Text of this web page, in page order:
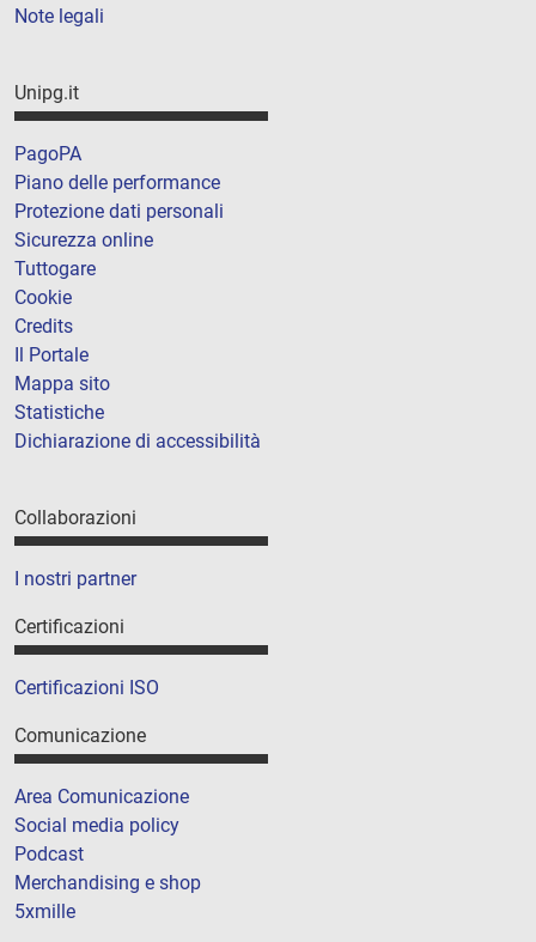
Note legali
Unipg.it
PagoPA
Piano delle performance
Protezione dati personali
Sicurezza online
Tuttogare
Cookie
Credits
Il Portale
Mappa sito
Statistiche
Dichiarazione di accessibilità
Collaborazioni
I nostri partner
Certificazioni
Certificazioni ISO
Comunicazione
Area Comunicazione
Social media policy
Podcast
Merchandising e shop
5xmille